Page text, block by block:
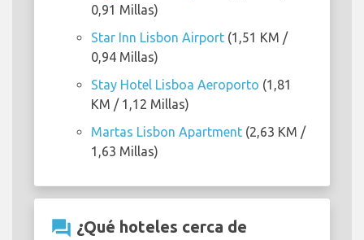
0,91 Millas)
Star Inn Lisbon Airport (1,51 KM /
0,94 Millas)
Stay Hotel Lisboa Aeroporto (1,81
KM / 1,12 Millas)
Martas Lisbon Apartment (2,63 KM /
1,63 Millas)
question_answer ¿Qué hoteles cerca de